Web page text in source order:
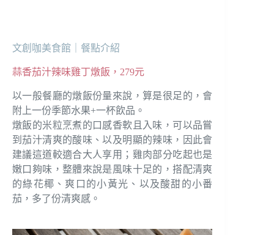
文創咖美食館｜餐點介紹
蒜香茄汁辣味雞丁燉飯，279元
以一般餐廳的燉飯份量來說，算是很足的，會
附上一份季節水果+一杯飲品。
燉飯的米粒烹煮的口感香軟且入味，可以品嘗
到茄汁清爽的酸味、以及明顯的辣味，因此會
建議這道較適合大人享用；雞肉部分吃起也是
嫩口夠味，整體來說是風味十足的，搭配清爽
的綠花椰、爽口的小黃光、以及酸甜的小番
茄，多了份清爽感。